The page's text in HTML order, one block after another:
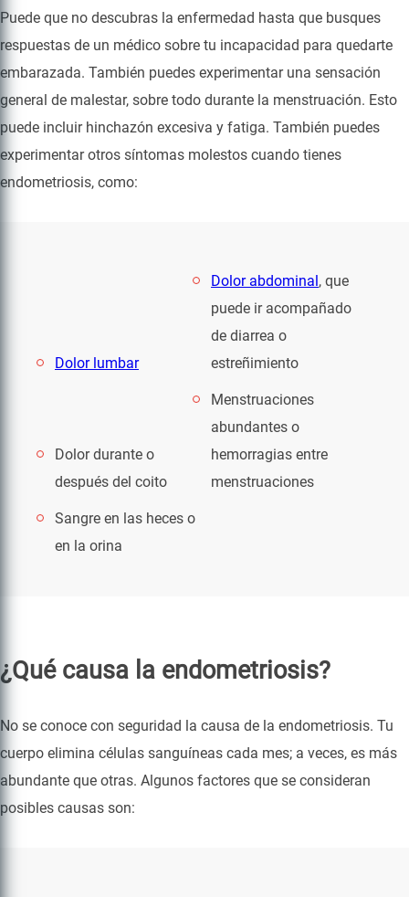
Puede que no descubras la enfermedad hasta que busques
respuestas de un médico sobre tu incapacidad para quedarte
embarazada. También puedes experimentar una sensación
general de malestar, sobre todo durante la menstruación. Esto
puede incluir hinchazón excesiva y fatiga. También puedes
experimentar otros síntomas molestos cuando tienes
endometriosis, como:
Dolor lumbar
Dolor abdominal, que
puede ir acompañado
de diarrea o
estreñimiento
Dolor durante o
después del coito
Menstruaciones
abundantes o
hemorragias entre
menstruaciones
Sangre en las heces o
en la orina
¿Qué causa la endometriosis?
No se conoce con seguridad la causa de la endometriosis. Tu
cuerpo elimina células sanguíneas cada mes; a veces, es más
abundante que otras. Algunos factores que se consideran
posibles causas son: